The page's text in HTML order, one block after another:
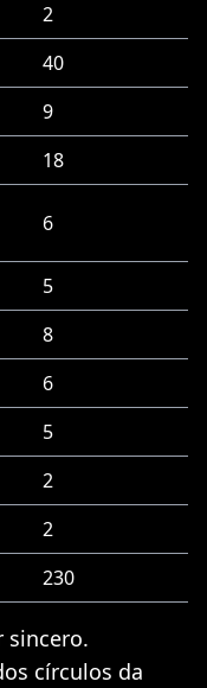
2
40
9
18
6
5
8
6
5
2
2
230
sincero.
círculos da